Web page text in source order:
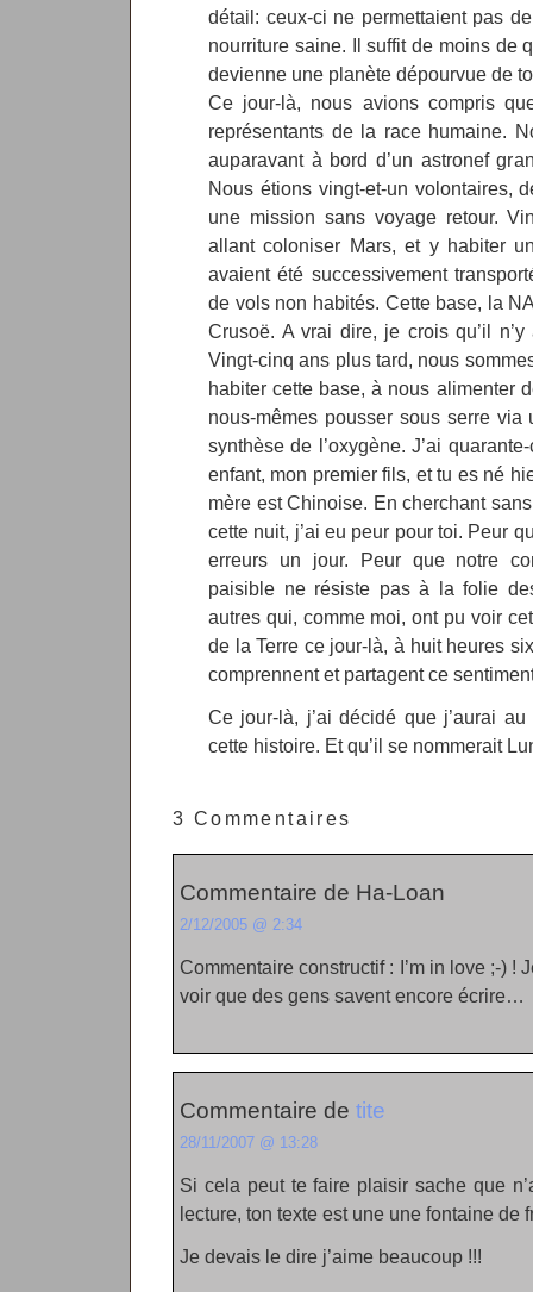
détail: ceux-ci ne permettaient pas
nourriture saine. Il suffit de moins de
devienne une planète dépourvue de
Ce jour-là, nous avions compris
représentants de la race humaine.
auparavant à bord d’un astronef
Nous étions vingt-et-un volontaires,
une mission sans voyage retour.
allant coloniser Mars, et y habiter
avaient été successivement
de vols non habités. Cette base, la
Crusoë. A vrai dire, je crois qu’il
Vingt-cinq ans plus tard, nous
habiter cette base, à nous alimenter
nous-mêmes pousser sous serre
synthèse de l’oxygène. J’ai
enfant, mon premier fils, et tu es né
mère est Chinoise. En cherchant
cette nuit, j’ai eu peur pour toi. Peur
erreurs un jour. Peur que notre
paisible ne résiste pas à la folie
autres qui, comme moi, ont pu voir
de la Terre ce jour-là, à huit heures
comprennent et partagent ce
Ce jour-là, j’ai décidé que j’aurai
cette histoire. Et qu’il se nommerait
3 Commentaires
Commentaire de Ha-Loan
2/12/2005 @ 2:34
Commentaire constructif : I’m in love ;-) !
voir que des gens savent encore écrire…
Commentaire de tite
28/11/2007 @ 13:28
Si cela peut te faire plaisir sache que
lecture, ton texte est une une fontaine de
Je devais le dire j’aime beaucoup !!!